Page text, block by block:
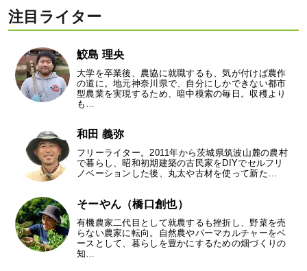
注目ライター
鮫島 理央
大学を卒業後、農協に就職するも、気が付けば農作
の道に。地元神奈川県で、自分にしかできない都市
型農業を実現するため、暗中模索の毎日。収穫より
も…
和田 義弥
フリーライター。2011年から茨城県筑波山麓の農村
で暮らし、昭和初期建築の古民家をDIYでセルフリ
ノベーションした後、丸太や古材を使って新た…
そーやん（橋口創也）
有機農家二代目として就農するも挫折し、野菜を売
らない農家に転向。自然農やパーマカルチャーをベ
ースとして、暮らしを豊かにするための畑づくりの
知…